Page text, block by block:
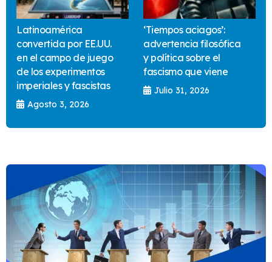
Latinoamérica
convertida por EE.UU.
en el campo de juego
de los experimentos
imperiales y fascistas
Agosto 3, 2026
‘Tiempos aciagos’:
advertencia filosófica
y política sobre el
fascismo que viene
Julio 31, 2026